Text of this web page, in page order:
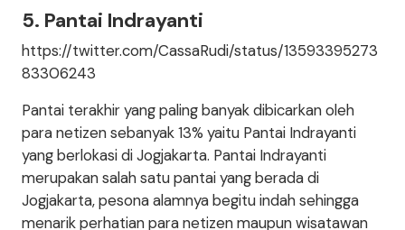
5. Pantai Indrayanti
https://twitter.com/CassaRudi/status/13593395273
83306243
Pantai terakhir yang paling banyak dibicarkan oleh
para netizen sebanyak 13% yaitu Pantai Indrayanti
yang berlokasi di Jogjakarta. Pantai Indrayanti
merupakan salah satu pantai yang berada di
Jogjakarta, pesona alamnya begitu indah sehingga
menarik perhatian para netizen maupun wisatawan